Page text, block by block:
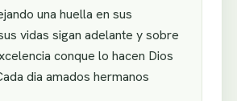
una huella en sus
vidas sigan adelante y sobre
conque lo hacen Dios
dia amados hermanos